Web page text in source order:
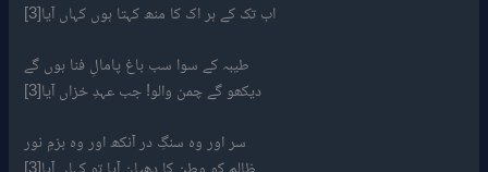
اب تک کے ہر اک کا منھ کہتا ہوں کہاں آیا[3]
طیبہ کے سوا سب باغ پامالِ فنا ہوں گے
دیکھو گے چمن والو! جب عہدِ خزاں آیا[3]
سر اور وہ سنگِ در آنکھ اور وہ بزمِ نور
ظالم کو وطن کا دھیان آیا تو کہاں آیا[3]